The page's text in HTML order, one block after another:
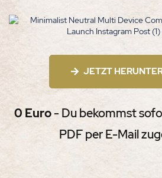
JETZT
0 Euro- Du bekommst
PDF per E-Mail